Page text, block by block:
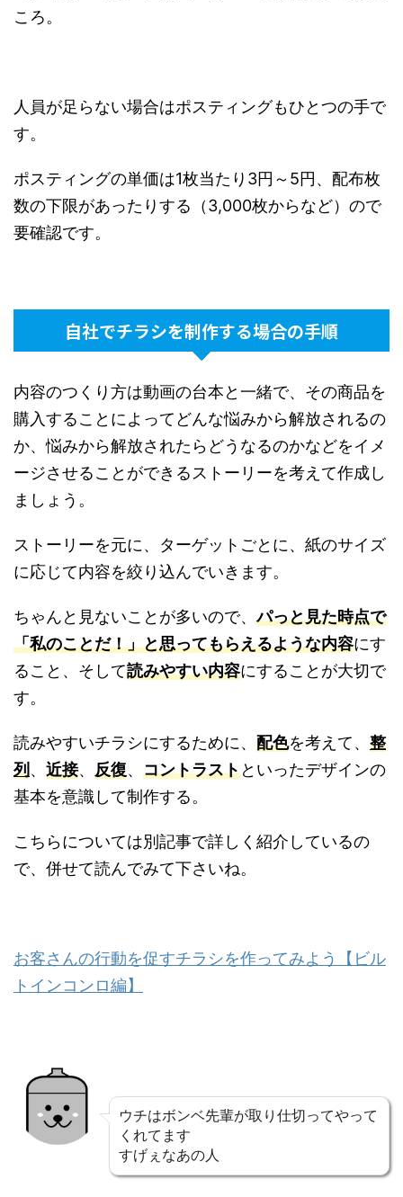
ころ。
人員が足らない場合はポスティングもひとつの手で
す。
ポスティングの単価は1枚当たり3円～5円、配布枚
数の下限があったりする（3,000枚からなど）ので
要確認です。
自社でチラシを制作する場合の手順
内容のつくり方は動画の台本と一緒で、その商品を
購入することによってどんな悩みから解放されるの
か、悩みから解放されたらどうなるのかなどをイメ
ージさせることができるストーリーを考えて作成し
ましょう。
ストーリーを元に、ターゲットごとに、紙のサイズ
に応じて内容を絞り込んでいきます。
ちゃんと見ないことが多いので、パっと見た時点で
「私のことだ！」と思ってもらえるような内容にす
ること、そして読みやすい内容にすることが大切で
す。
読みやすいチラシにするために、 配色を考えて、 整
列、 近接、 反復、 コントラストといったデザインの
基本を意識して制作する。
こちらについては別記事で詳しく紹介しているの
で、併せて読んでみて下さいね。
お客さんの行動を促すチラシを作ってみよう【ビル
トインコンロ編】
ウチはボンベ先輩が取り仕切ってやって
くれてます
すげぇなあの人